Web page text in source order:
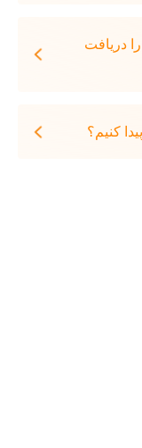
چگونه نسخه جدید Phobias and Fears را دریافت